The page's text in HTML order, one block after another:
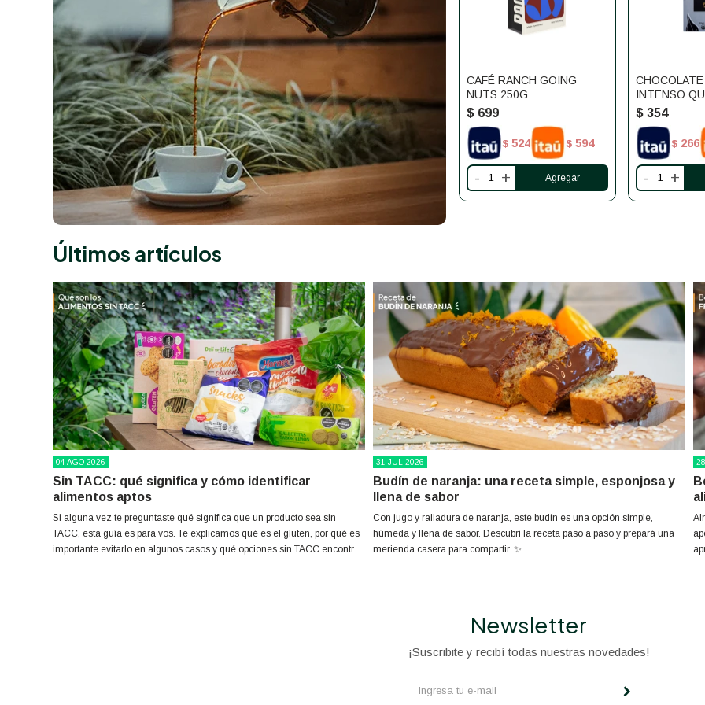
CAFÉ RANCH GOING
NUTS 250G
$ 699
$ 524 $ 594
- +
INTENSO
$ 354
$ 266
- +
Últimos artículos
04 AGO 2026
Sin TACC: qué significa y cómo identificar
alimentos aptos
Si alguna vez te preguntaste qué significa que un producto sea sin
TACC, esta guía es para vos. Te explicamos qué es el gluten, por qué es
importante evitarlo en algunos casos y qué opciones sin TACC encontrás
31 JUL 2026
Budín de naranja: una receta simple, esponjosa y
llena de sabor
Con jugo y ralladura de naranja, este budín es una opción simple,
húmeda y llena de sabor. Descubrí la receta paso a paso y prepará una
merienda casera para compartir. ✨
28
Newsletter
¡Suscribite y recibí todas nuestras novedades!